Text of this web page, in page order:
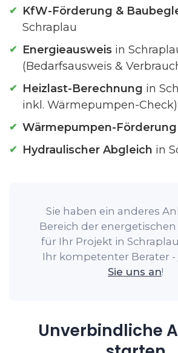
KfW-Förderung &
Schraplau
Energieausweis in
(Bedarfsausweis &
Heizlast-Berechnung in
inkl. Wärmepumpen-Check)
Wärmepumpen-Förderung
Hydraulischer Abgleich in
Sie haben ein anderes
Bereich der
für Ihr Projekt in
Ihr kompetenter Berater -
Sie uns an!
Unverbindliche